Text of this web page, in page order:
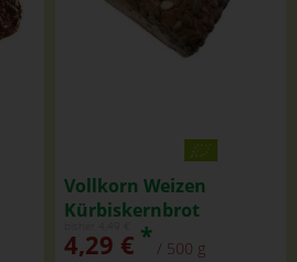
Vollkorn Weizen
Kürbiskernbrot
4,29 € * / 500 g